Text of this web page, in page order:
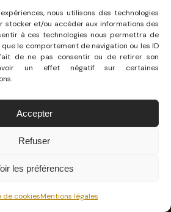
nous utilisons des technologies
stocker et/ou accéder aux informations des
à ces technologies nous permettra de
le comportement de navigation ou les ID
de ne pas consentir ou de retirer son
un effet négatif sur certaines
Accepter
Refuser
les préférences
de cookiesMentions légales
sont téléchargeables
de streaming. Pratique
avant qui pourra connecter un